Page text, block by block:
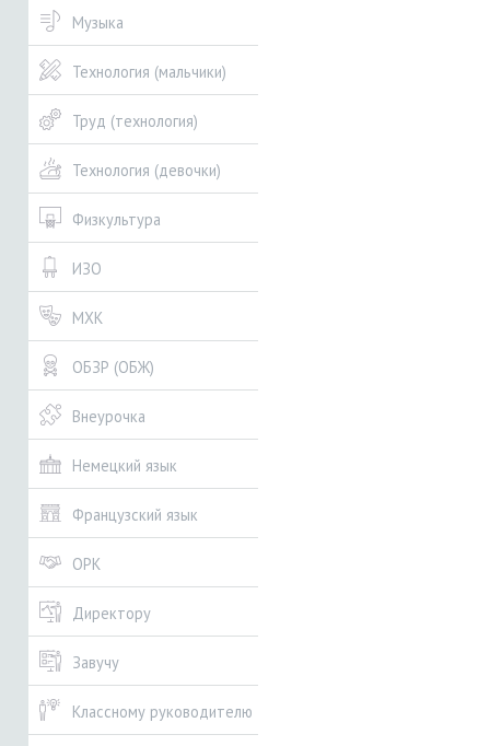
Музыка
Технология (мальчики)
Труд (технология)
Технология (девочки)
Физкультура
ИЗО
МХК
ОБЗР (ОБЖ)
Внеурочка
Немецкий язык
Французский язык
ОРК
Директору
Завучу
Классному руководителю